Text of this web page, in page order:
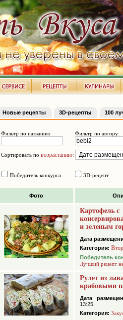
Новые рецепты 3D-рецепты 100
Фильтр по названию: Фильтр по автору:
Сортировать по возрастанию:
Победитель конкурса 3D-рецепт
Фото
Картофель с
и зеленым
Дата
Категория:
Победитель
Лучший рецепт
Рулет из
крабовыми
Дата
13:25
Категория: